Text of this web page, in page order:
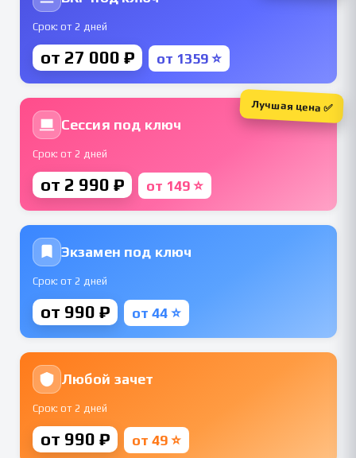
Срок: от 2 дней
от 27 000 ₽ от 1359 ⭐
Сессия под ключ
Срок: от 2 дней
от 2 990 ₽ от 149 ⭐
Лучшая цена ✅
Экзамен под ключ
Срок: от 2 дней
от 990 ₽ от 44 ⭐
Любой зачет
Срок: от 2 дней
от 990 ₽ от 49 ⭐